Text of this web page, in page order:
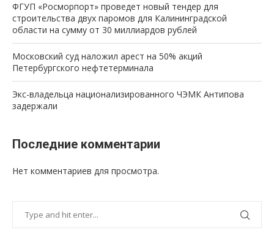
ФГУП «Росморпорт» проведет новый тендер для
строительства двух паромов для Калининградской
области на сумму от 30 миллиардов рублей
Московский суд наложил арест на 50% акций
Петербургского нефтетерминала
Экс-владельца национализированного ЧЭМК Антипова
задержали
Последние комментарии
Нет комментариев для просмотра.